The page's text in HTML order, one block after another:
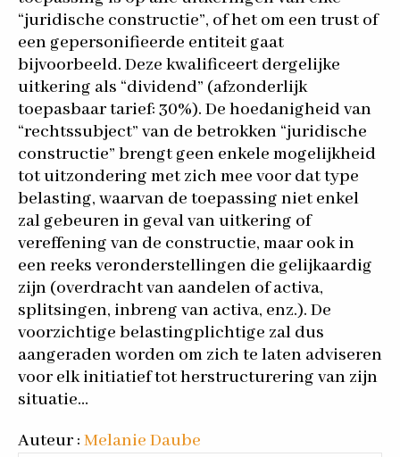
“juridische constructie”, of het om een trust of
een gepersonifieerde entiteit gaat
bijvoorbeeld. Deze kwalificeert dergelijke
uitkering als “dividend” (afzonderlijk
toepasbaar tarief: 30%). De hoedanigheid van
“rechtssubject” van de betrokken “juridische
constructie” brengt geen enkele mogelijkheid
tot uitzondering met zich mee voor dat type
belasting, waarvan de toepassing niet enkel
zal gebeuren in geval van uitkering of
vereffening van de constructie, maar ook in
een reeks veronderstellingen die gelijkaardig
zijn (overdracht van aandelen of activa,
splitsingen, inbreng van activa, enz.). De
voorzichtige belastingplichtige zal dus
aangeraden worden om zich te laten adviseren
voor elk initiatief tot herstructurering van zijn
situatie…
Auteur : Melanie Daube